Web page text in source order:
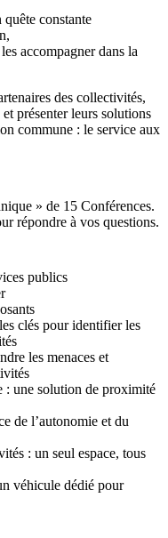
constante
accompagner dans la
des collectivités,
présenter leurs solutions
commune : le service aux
» de 15 Conférences.
répondre à vos questions.
publics
clés pour identifier les
les menaces et
: une solution de proximité
de l’autonomie et du
: un seul espace, tous
véhicule dédié pour